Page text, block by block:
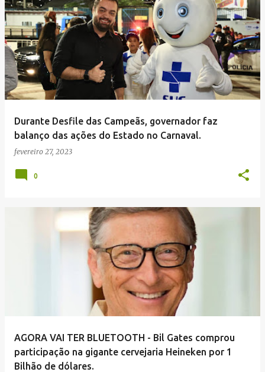
Durante Desfile das Campeãs, governador faz
balanço das ações do Estado no Carnaval.
fevereiro 27, 2023
0
AGORA VAI TER BLUETOOTH - Bil Gates comprou
participação na gigante cervejaria Heineken por 1
Bilhão de dólares.